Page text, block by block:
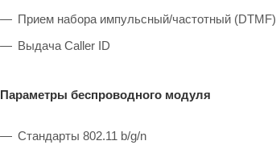
Прием набора импульсный/частотный (DTMF)
Выдача Caller ID
Параметры беспроводного модуля
Стандарты 802.11 b/g/n